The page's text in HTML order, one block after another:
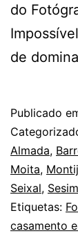
do
de
Publicado
Almada,
Moita,
Seixal,
Etiquetas:
casamento